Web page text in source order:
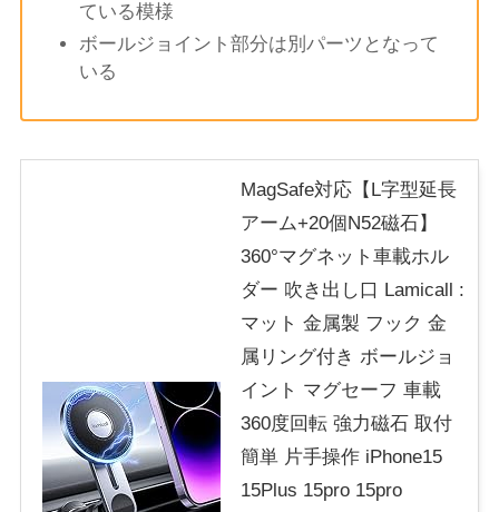
ている模様
ボールジョイント部分は別パーツとなって
いる
MagSafe対応【L字型延長
アーム+20個N52磁石】
360°マグネット車載ホル
ダー 吹き出し口 Lamicall :
マット 金属製 フック 金
属リング付き ボールジョ
イント マグセーフ 車載
360度回転 強力磁石 取付
簡単 片手操作 iPhone15
15Plus 15pro 15pro